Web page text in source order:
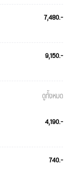
7,480.-
9,150.-
ดูทั้งหมด
4,190.-
740.-